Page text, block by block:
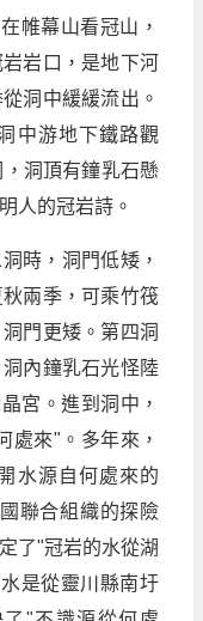
帷幕山看冠山，
岩口，是地下河
洞中緩緩流出。
中游地下鐵路觀
洞頂有鐘乳石懸
人的冠岩詩。
時，洞門低矮，
兩季，可乘竹筏
門更矮。第四洞
內鐘乳石光怪陸
宮。進到洞中，
處來"。多年來，
水源自何處來的
聯合組織的探險
了"冠岩的水從湖
是從靈川縣南圩